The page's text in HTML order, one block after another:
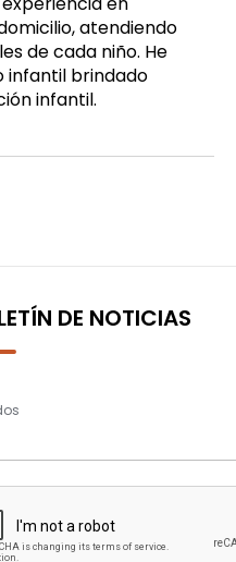
atendiendo
de cada niño. He
infantil brindado
infantil.
DE NOTICIAS